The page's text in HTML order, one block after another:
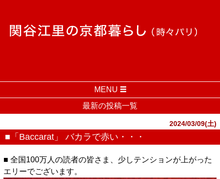
MENU
最新の投稿一覧
2024/03/09(土)
■「Baccarat」 バカラで赤い・・・
■ 全国100万人の読者の皆さま、少しテンションが上がった
エリーでございます。